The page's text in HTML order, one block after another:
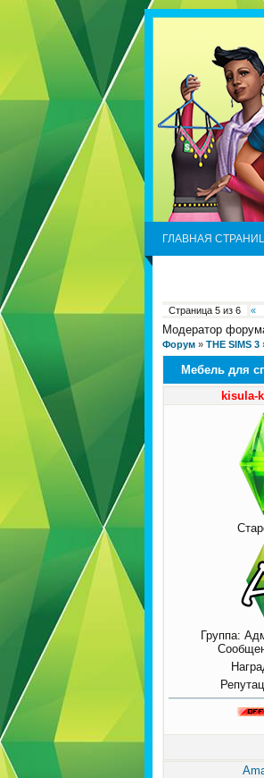
ГЛАВНАЯ
Страница 5 из 6 «
Модератор
Форум » THE SIMS 3
Мебель для
kisula-
Группа: